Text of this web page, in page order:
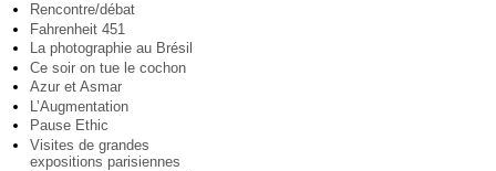
Rencontre/débat
Fahrenheit 451
La photographie au Brésil
Ce soir on tue le cochon
Azur et Asmar
L’Augmentation
Pause Ethic
Visites de grandes
expositions parisiennes